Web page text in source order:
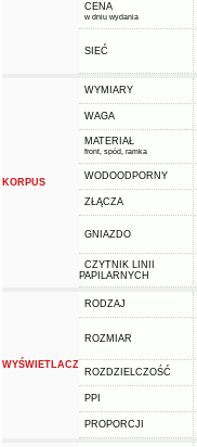
CENA
w dniu wydania
SIEĆ
KORPUS
WYMIARY
WAGA
MATERIAŁ
front, spód, ramka
WODOODPORNY
ZŁĄCZA
GNIAZDO
CZYTNIK LINII
PAPILARNYCH
WYŚWIETLACZ
RODZAJ
ROZMIAR
ROZDZIELCZOŚĆ
PPI
PROPORCJI